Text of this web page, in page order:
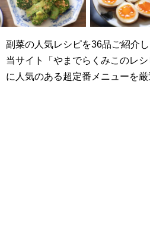
副菜の人気レシピを36品ご紹介し
当サイト「やまでらくみこのレ
に人気のある超定番メニューを厳